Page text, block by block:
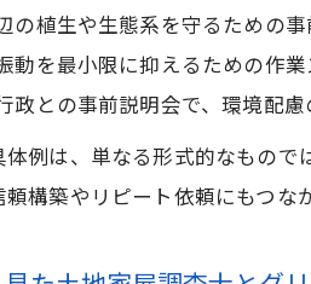
の植生や生態系を守るための
動を最小限に抑えるための作
政との事前説明会で、環境配
体例は、単なる形式的なもの
頼構築やリピート依頼にもつな